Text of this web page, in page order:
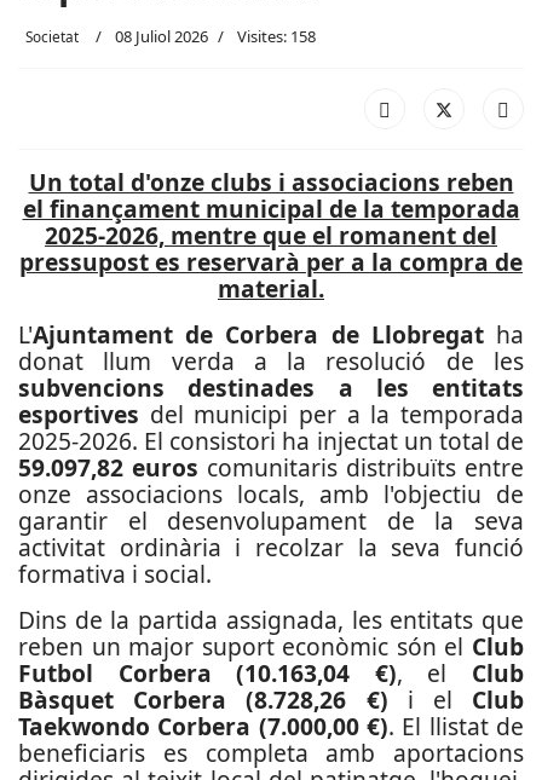
Societat 08 Juliol 2026 Visites: 158
Un total d'onze clubs i associacions reben
el finançament municipal de la temporada
2025-2026, mentre que el romanent del
pressupost es reservarà per a la compra de
material.
L'Ajuntament de Corbera de Llobregatha
donat llum verda a la resolució de les
subvencions destinades a les entitats
esportives del municipi per a la temporada
2025-2026. El consistori ha injectat un total de
59.097,82 euros comunitaris distribuïts entre
onze associacions locals, amb l'objectiu de
garantir el desenvolupament de la seva
activitat ordinària i recolzar la seva funció
formativa i social.
Dins de la partida assignada, les entitats que
reben un major suport econòmic són el Club
Futbol Corbera (10.163,04 €), el Club
Bàsquet Corbera (8.728,26 €) i el Club
Taekwondo Corbera (7.000,00 €). El llistat de
beneficiaris es completa amb aportacions